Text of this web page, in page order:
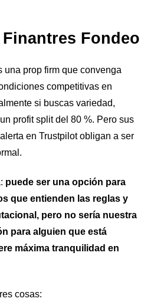
Fondeo
una prop firm que convenga
competitivas en
si buscas variedad,
profit split del 80 %. Pero sus
en Trustpilot obligan a ser
puede ser una opción para
que entienden las reglas y
pero no sería nuestra
para alguien que está
máxima tranquilidad en
cosas: